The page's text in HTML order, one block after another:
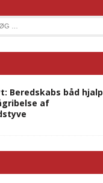
Beredskabs båd hjalp
af